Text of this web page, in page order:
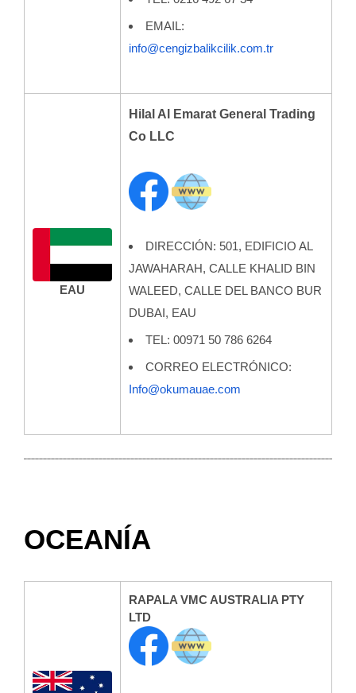
EMAIL:
info@cengizbalikcilik.com.tr
EAU
Hilal Al Emarat General Trading
Co LLC
DIRECCIÓN: 501, EDIFICIO AL
JAWAHARAH, CALLE KHALID BIN
WALEED, CALLE DEL BANCO BUR
DUBAI, EAU
TEL: 00971 50 786 6264
CORREO ELECTRÓNICO:
Info@okumauae.com
OCEANÍA
RAPALA VMC AUSTRALIA PTY
LTD